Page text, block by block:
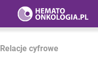
Relacje cyfrowe